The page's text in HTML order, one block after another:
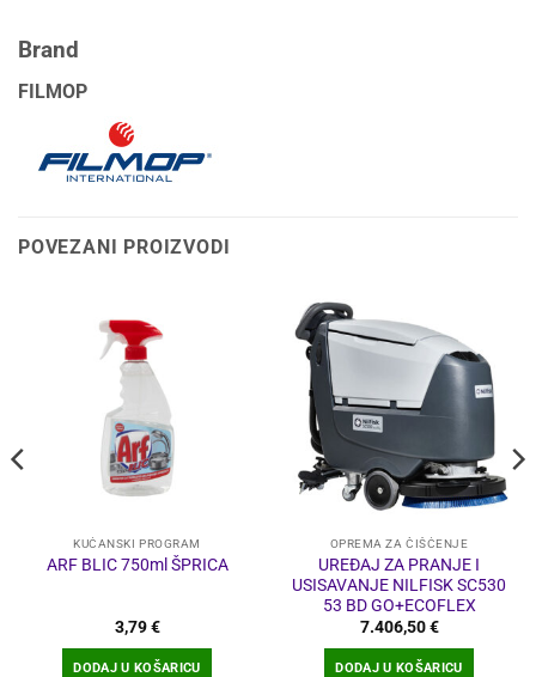
Brand
FILMOP
POVEZANI PROIZVODI
KUĆANSKI PROGRAM
ARF BLIC 750ml ŠPRICA
3,79€
DODAJ U KOŠARICU
OPREMA ZA ČIŠĆENJE
UREĐAJ ZA PRANJE I
USISAVANJE NILFISK SC530
53 BD GO+ECOFLEX
7.406,50€
DODAJ U KOŠARICU